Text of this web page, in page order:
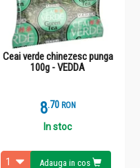
Ceai verde chinezesc punga
100g - VEDDA
8.7 RON
In stoc
Adauga in cos